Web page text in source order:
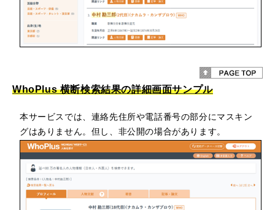
WhoPlus 横断検索結果の詳細画面サンプル
本サービスでは、連絡先住所や電話番号の部分にマスキン
グはありません。但し、非公開の場合があります。